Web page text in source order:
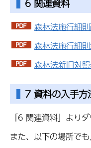
6 関連資料
森林法施行細
森林法施行細
森林法新旧対
7 資料の入手方
「6 関連資料」より
また、以下の場所で